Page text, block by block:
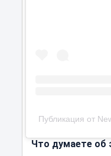
Публикация от
Что думаете об